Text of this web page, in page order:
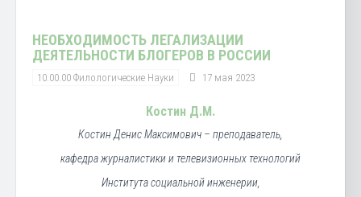
НЕОБХОДИМОСТЬ ЛЕГАЛИЗАЦИИ
ДЕЯТЕЛЬНОСТИ БЛОГЕРОВ В РОССИИ
10.00.00 Филологические Науки 17 мая 2023
Костин Д.М.
Костин Денис Максимович – преподаватель,
кафедра журналистики и телевизионных технологий
Института социальной инженерии,